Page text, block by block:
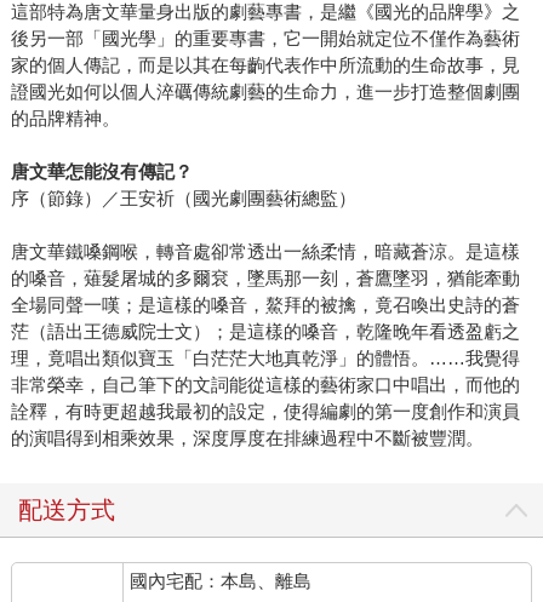
這部特為唐文華量身出版的劇藝專書，是繼《國光的品牌學》之
後另一部「國光學」的重要專書，它一開始就定位不僅作為藝術
家的個人傳記，而是以其在每齣代表作中所流動的生命故事，見
證國光如何以個人淬礪傳統劇藝的生命力，進一步打造整個劇團
的品牌精神。
唐文華怎能沒有傳記？
序（節錄）／王安祈（國光劇團藝術總監）
唐文華鐵嗓鋼喉，轉音處卻常透出一絲柔情，暗藏蒼涼。是這樣
的嗓音，薙髮屠城的多爾袞，墜馬那一刻，蒼鷹墜羽，猶能牽動
全場同聲一嘆；是這樣的嗓音，鰲拜的被擒，竟召喚出史詩的蒼
茫（語出王德威院士文）；是這樣的嗓音，乾隆晚年看透盈虧之
理，竟唱出類似寶玉「白茫茫大地真乾淨」的體悟。……我覺得
非常榮幸，自己筆下的文詞能從這樣的藝術家口中唱出，而他的
詮釋，有時更超越我最初的設定，使得編劇的第一度創作和演員
的演唱得到相乘效果，深度厚度在排練過程中不斷被豐潤。
配送方式
國內宅配：本島、離島